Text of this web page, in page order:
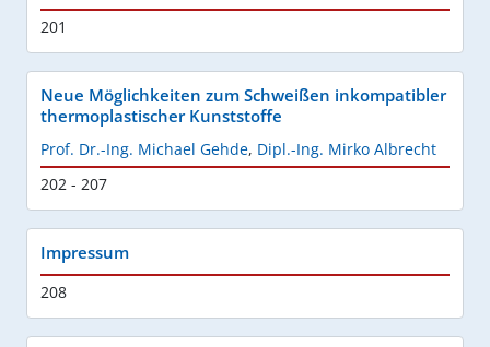
201
Neue Möglichkeiten zum Schweißen inkompatibler
thermoplastischer Kunststoffe
Prof. Dr.-Ing. Michael Gehde, Dipl.-Ing. Mirko Albrecht
202 - 207
Impressum
208